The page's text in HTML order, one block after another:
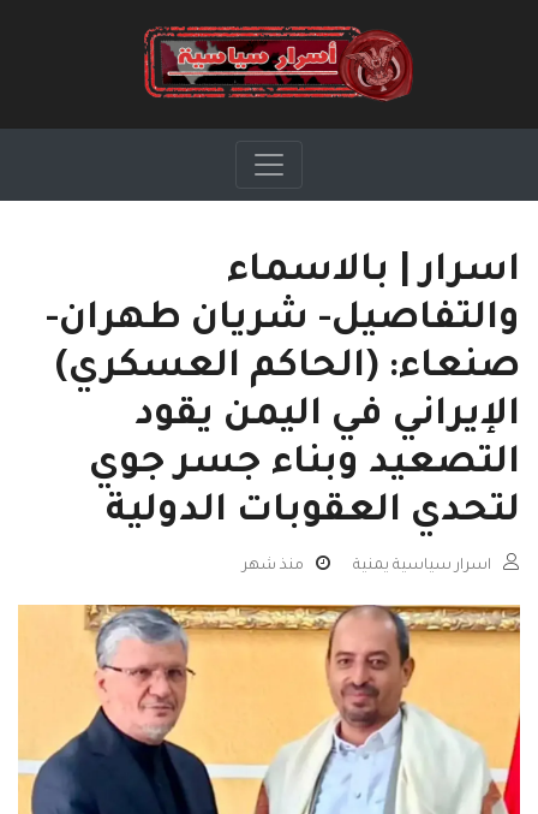
اسرار | بالاسماء
والتفاصيل- شريان طهران-
صنعاء: (الحاكم العسكري)
الإيراني في اليمن يقود
التصعيد وبناء جسر جوي
لتحدي العقوبات الدولية
اسرار سياسية يمنية منذ شهر